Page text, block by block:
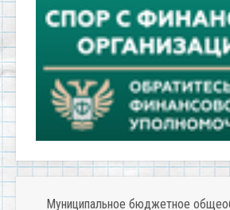
Муниципальное бюджетное